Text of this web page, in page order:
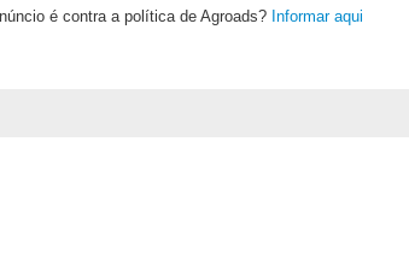
é contra a política de Agroads? Informar aqui